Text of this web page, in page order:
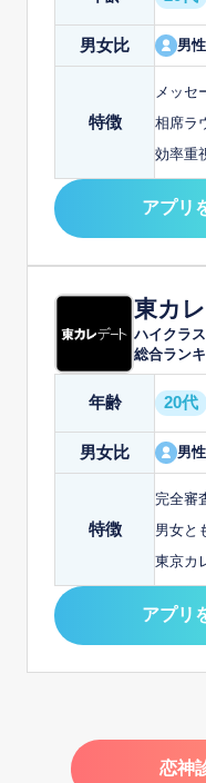
男女比 男性
特徴
メッセ
相席ラ
効率重
アプリ
東カ
ハイクラ
総合ラン
年齢 20代
男女比 男性
特徴
完全審
男女と
東京カ
アプリ
恋神